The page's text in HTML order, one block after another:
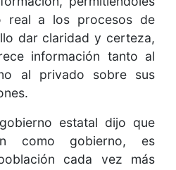
real a los procesos de
dar claridad y certeza,
información tanto al
al privado sobre sus
estatal dijo que
como gobierno, es
cada vez más